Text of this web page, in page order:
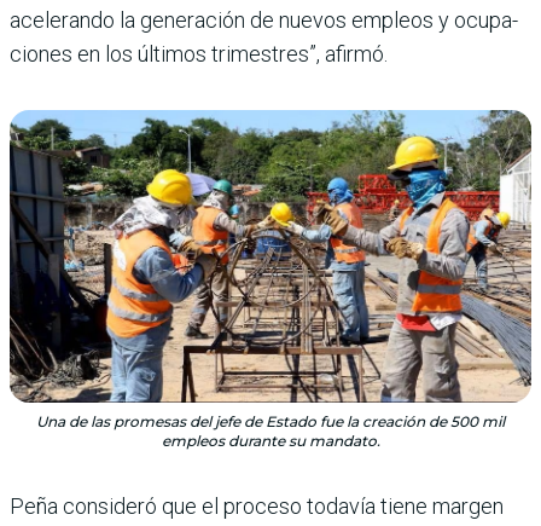
acelerando la generación de nuevos empleos y ocupa­
ciones en los últimos trimes­tres”, afirmó.
Una de las promesas del jefe de Estado fue la creación de 500 mil
empleos durante su mandato.
Peña consideró que el pro­ceso todavía tiene margen